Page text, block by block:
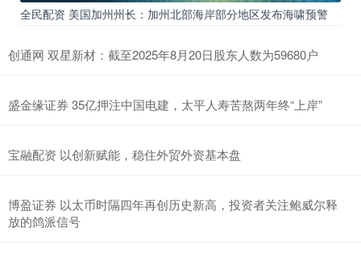
全民配资 美国加州州长：加州北部海岸部分地区发布海啸预警
创通网 双星新材：截至2025年8月20日股东人数为59680户
盛金缘证券 35亿押注中国电建，太平人寿苦熬两年终“上岸”
宝融配资 以创新赋能，稳住外贸外资基本盘
博盈证券 以太币时隔四年再创历史新高，投资者关注鲍威尔释
放的鸽派信号